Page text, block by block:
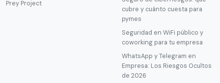
Prey Project
cubre y cuánto cuesta para
pymes
Seguridad en WiFi público y
coworking para tu empresa
WhatsApp y Telegram en
Empresa: Los Riesgos Ocultos
de 2026